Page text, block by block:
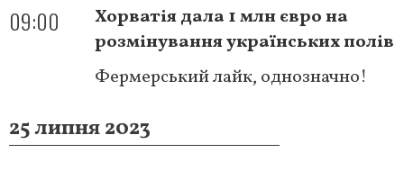
09:00
Хорватія дала 1 млн євро на
розмінування українських полів
Фермерський лайк, однозначно!
25 липня 2023